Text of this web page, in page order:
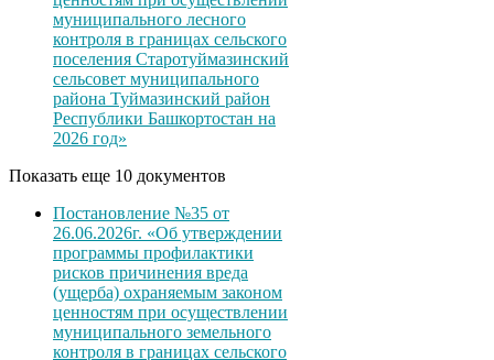
муниципального лесного
контроля в границах сельского
поселения Старотуймазинский
сельсовет муниципального
района Туймазинский район
Республики Башкортостан на
2026 год»
Показать еще 10 документов
Постановление №35 от
26.06.2026г. «Об утверждении
программы профилактики
рисков причинения вреда
(ущерба) охраняемым законом
ценностям при осуществлении
муниципального земельного
контроля в границах сельского